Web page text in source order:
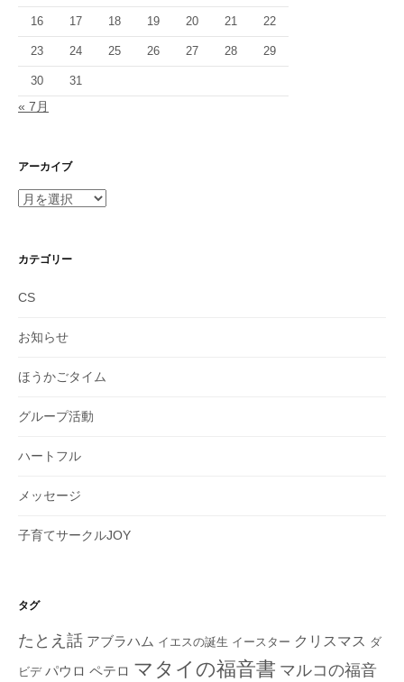
16 17 18 19 20 21 22
23 24 25 26 27 28 29
30 31
« 7月
アーカイブ
ア
イ
カテゴリー
CS
お知らせ
ほうかごタイム
グループ活動
ハートフル
メッセージ
子育てサークルJOY
タグ
たとえ話 アブラハム イエスの誕生 イースター クリスマス ダ
ビデ パウロ ペテロ マタイの福音書 マルコの福音